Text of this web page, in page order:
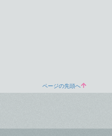
ページの先頭へ